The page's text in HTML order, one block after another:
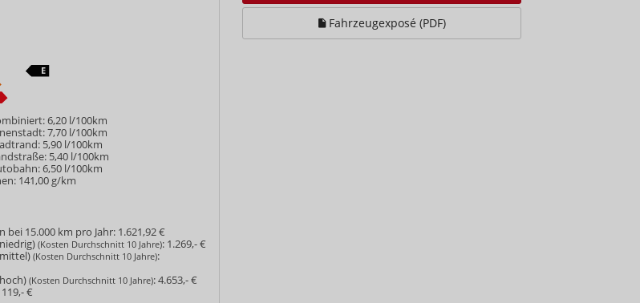
Fahrzeugexposé (PDF)
6,20 l/100km
7,70 l/100km
5,90 l/100km
5,40 l/100km
6,50 l/100km
141,00 g/km
bei 15.000 km pro Jahr: 1.621,92 €
(Kosten Durchschnitt 10 Jahre): 1.269,- €
(Kosten Durchschnitt 10 Jahre):
(Kosten Durchschnitt 10 Jahre):4.653,- €
119,- €